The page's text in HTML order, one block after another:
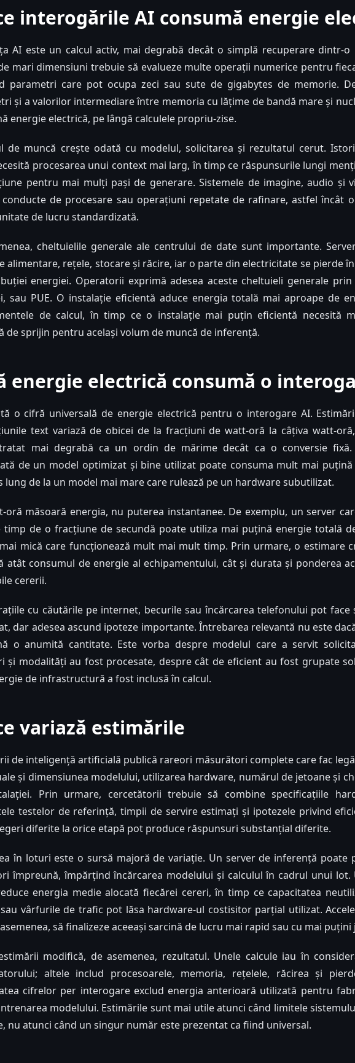
interogările AI consumă energie
AI este un calcul activ, mai degrabă decât o simplă recuperare dintr-o
mari dimensiuni trebuie să evalueze multe operații numerice pentru
parametri care pot ocupa zeci sau sute de gigabytes de memorie.
și a valorilor intermediare între memoria cu lățime de bandă mare și
energie electrică, pe lângă calculele propriu-zise.
de muncă crește odată cu modelul, solicitarea și rezultatul cerut.
procesarea unui context mai larg, în timp ce răspunsurile lungi
pentru mai mulți pași de generare. Sistemele de imagine, audio și
de procesare sau operațiuni repetate de rafinare, astfel încât
de lucru standardizată.
cheltuielile generale ale centrului de date sunt importante.
alimentare, rețele, stocare și răcire, iar o parte din electricitate se pierde
energiei. Operatorii exprimă adesea aceste cheltuieli generale
sau PUE. O instalație eficientă aduce energia totală mai aproape de
de calcul, în timp ce o instalație mai puțin eficientă necesită
de sprijin pentru același volum de muncă de inferență.
energie electrică consumă o
o cifră universală de energie electrică pentru o interogare AI.
text variază de obicei de la fracțiuni de watt-oră la câțiva watt-
mai degrabă ca un ordin de mărime decât ca o conversie
de un model optimizat și bine utilizat poate consuma mult mai
lung de la un model mai mare care rulează pe un hardware subutilizat.
oră măsoară energia, nu puterea instantanee. De exemplu, un server
timp de o fracțiune de secundă poate utiliza mai puțină energie totală
mică care funcționează mult mai mult timp. Prin urmare, o estimare
atât consumul de energie al echipamentului, cât și durata și ponderea
cererii.
cu căutările pe internet, becurile sau încărcarea telefonului pot face
dar adesea ascund ipoteze importante. Întrebarea relevantă nu este
o anumită cantitate. Este vorba despre modelul care a servit
și modalități au fost procesate, despre cât de eficient au fost grupate
de infrastructură a fost inclusă în calcul.
variază estimările
de inteligență artificială publică rareori măsurători complete care fac
și dimensiunea modelului, utilizarea hardware, numărul de jetoane și
Prin urmare, cercetătorii trebuie să combine specificațiile
testelor de referință, timpii de servire estimați și ipotezele privind
diferite la orice etapă pot produce răspunsuri substanțial diferite.
în loturi este o sursă majoră de variație. Un server de inferență poate
împreună, împărțind încărcarea modelului și calculul în cadrul unui lot.
energia medie alocată fiecărei cereri, în timp ce capacitatea
vârfurile de trafic pot lăsa hardware-ul costisitor parțial utilizat.
să finalizeze aceeași sarcină de lucru mai rapid sau cu mai puțini
modifică, de asemenea, rezultatul. Unele calcule iau în
altele includ procesoarele, memoria, rețelele, răcirea și
cifrelor per interogare exclud energia anterioară utilizată pentru
modelului. Estimările sunt mai utile atunci când limitele
nu atunci când un singur număr este prezentat ca fiind universal.